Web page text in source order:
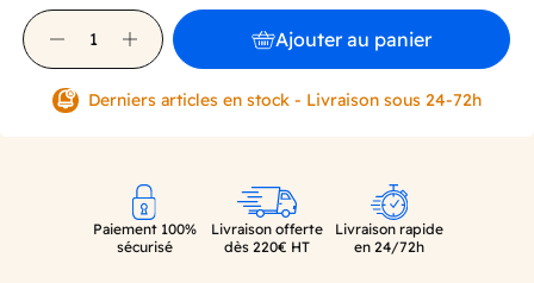
Ajouter au panier
Derniers articles en stock - Livraison sous 24-72h
Paiement 100%
sécurisé
Livraison offerte
dès 220€ HT
Livraison rapide
en 24/72h